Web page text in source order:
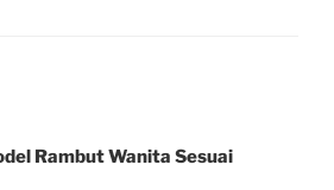
Rambut Wanita Sesuai